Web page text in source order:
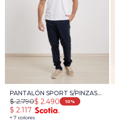
PANTALÓN SPORT S/PINZAS
HARRY - AZUL OSCURO
+ 7 colores
$ 2.490
$ 2.790 10
$ 2.117